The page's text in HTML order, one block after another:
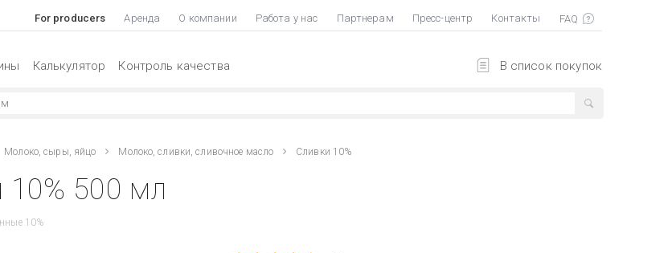
For producers Аренда О компании Работа у нас Партнерам Пресс-центр Контакты
В список покупок
Калькулятор Контроль качества
Молоко, сыры, яйцо Молоко, сливки, сливочное масло Сливки 10%
10% 500 мл
10%